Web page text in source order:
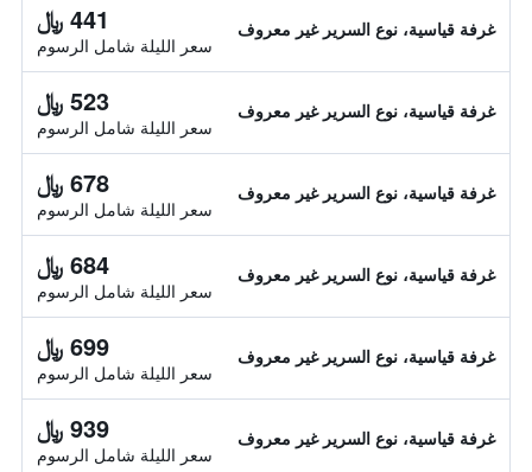
غرفة قياسية، نوع السرير غير معروف 441 ﷼
سعر الليلة شامل الرسوم
غرفة قياسية، نوع السرير غير معروف 523 ﷼
سعر الليلة شامل الرسوم
غرفة قياسية، نوع السرير غير معروف 678 ﷼
سعر الليلة شامل الرسوم
غرفة قياسية، نوع السرير غير معروف 684 ﷼
سعر الليلة شامل الرسوم
غرفة قياسية، نوع السرير غير معروف 699 ﷼
سعر الليلة شامل الرسوم
غرفة قياسية، نوع السرير غير معروف 939 ﷼
سعر الليلة شامل الرسوم